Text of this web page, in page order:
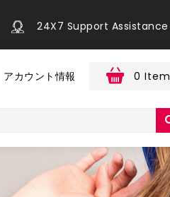
24X7 Support Assistance
アカウント情報 0 Item